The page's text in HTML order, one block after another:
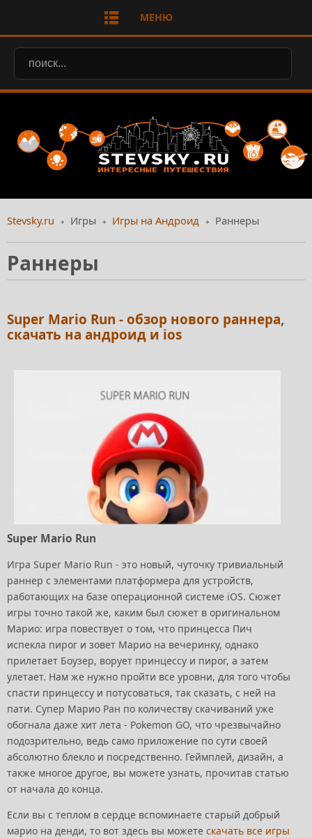
МЕНЮ
Stevsky.ru Игры Игры на Андроид Раннеры
Раннеры
Super Mario Run - обзор нового раннера,
скачать на андроид и ios
Super Mario Run
Игра Super Mario Run - это новый, чуточку тривиальный
раннер с элементами платформера для устройств,
работающих на базе операционной системе iOS. Сюжет
игры точно такой же, каким был сюжет в оригинальном
Марио: игра повествует о том, что принцесса Пич
испекла пирог и зовет Марио на вечеринку, однако
прилетает Боузер, ворует принцессу и пирог, а затем
улетает. Нам же нужно пройти все уровни, для того чтобы
спасти принцессу и потусоваться, так сказать, с ней на
пати. Супер Марио Ран по количеству скачиваний уже
обогнала даже хит лета - Pokemon GO, что чрезвычайно
подозрительно, ведь само приложение по сути своей
абсолютно блекло и посредственно. Геймплей, дизайн, а
также многое другое, вы можете узнать, прочитав статью
от начала до конца.
Если вы с теплом в сердце вспоминаете старый добрый
марио на денди, то вот здесь вы можете скачать все игры